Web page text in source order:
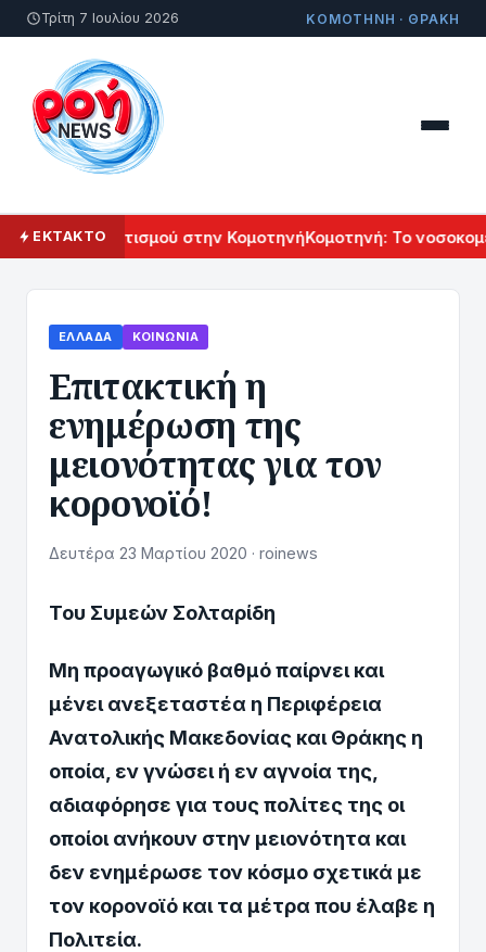
Τρίτη 7 Ιουλίου 2026 ΚΟΜΟΤΗΝΗ · ΘΡΑΚΗ
ΕΚΤΑΚΤΟΠολιτισμού στην ΚομοτηνήΚομοτηνή: Το
ΕΛΛΆΔΑ ΚΟΙΝΩΝΊΑ
Επιτακτική η
ενημέρωση της
μειονότητας για τον
κορονοϊό!
Δευτέρα 23 Μαρτίου 2020 · roinews
Του Συμεών Σολταρίδη
Μη προαγωγικό βαθμό παίρνει και
μένει ανεξεταστέα η Περιφέρεια
Ανατολικής Μακεδονίας και Θράκης η
οποία, εν γνώσει ή εν αγνοία της,
αδιαφόρησε για τους πολίτες της οι
οποίοι ανήκουν στην μειονότητα και
δεν ενημέρωσε τον κόσμο σχετικά με
τον κορονοϊό και τα μέτρα που έλαβε η
Πολιτεία.